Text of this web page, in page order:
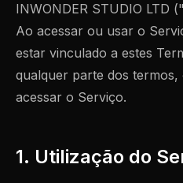
INWONDER STUDIO
Ao acessar ou usar o
estar vinculado a estes
qualquer parte dos
acessar o Serviço.
1. Utilização do